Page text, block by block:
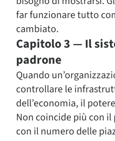
far funzionare tutto
cambiato.
Capitolo 3 — Il
padrone
Quando
controllare le
dell’economia, il
Non coincide più con il
con il numero delle